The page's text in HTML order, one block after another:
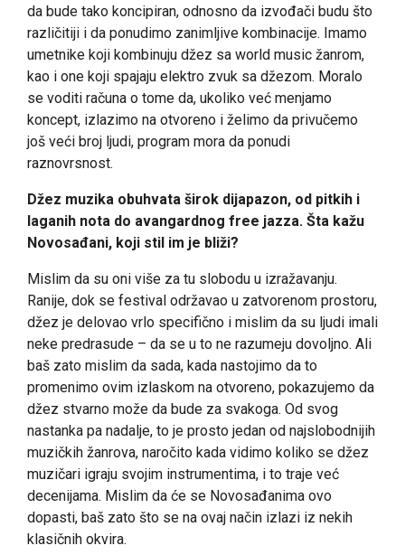
da bude tako koncipiran, odnosno da izvođači budu što
različitiji i da ponudimo zanimljive kombinacije. Imamo
umetnike koji kombinuju džez sa world music žanrom,
kao i one koji spajaju elektro zvuk sa džezom. Moralo
se voditi računa o tome da, ukoliko već menjamo
koncept, izlazimo na otvoreno i želimo da privučemo
još veći broj ljudi, program mora da ponudi
raznovrsnost.
Džez muzika obuhvata širok dijapazon, od pitkih i
laganih nota do avangardnog free jazza. Šta kažu
Novosađani, koji stil im je bliži?
Mislim da su oni više za tu slobodu u izražavanju.
Ranije, dok se festival održavao u zatvorenom prostoru,
džez je delovao vrlo specifično i mislim da su ljudi imali
neke predrasude – da se u to ne razumeju dovoljno. Ali
baš zato mislim da sada, kada nastojimo da to
promenimo ovim izlaskom na otvoreno, pokazujemo da
džez stvarno može da bude za svakoga. Od svog
nastanka pa nadalje, to je prosto jedan od najslobodnijih
muzičkih žanrova, naročito kada vidimo koliko se džez
muzičari igraju svojim instrumentima, i to traje već
decenijama. Mislim da će se Novosađanima ovo
dopasti, baš zato što se na ovaj način izlazi iz nekih
klasičnih okvira.